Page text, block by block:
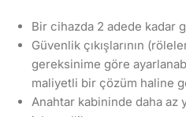
Bir cihazda 2 adede kadar
Güvenlik çıkışlarının
gereksinime göre
maliyetli bir çözüm haline
Anahtar kabininde daha az